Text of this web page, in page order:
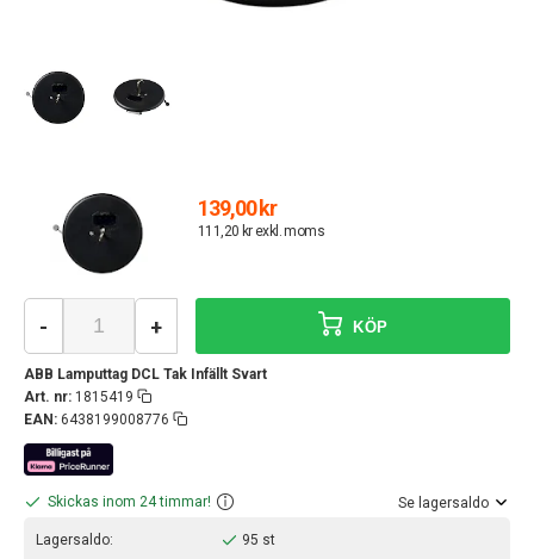
139,00 kr
111,20 kr exkl. moms
ABB Lamputtag DCL Tak Infällt Svart
Art. nr: 1815419
EAN: 6438199008776
- + KÖP
Skickas inom 24 timmar! Se lagersaldo
Lagersaldo:
95 st